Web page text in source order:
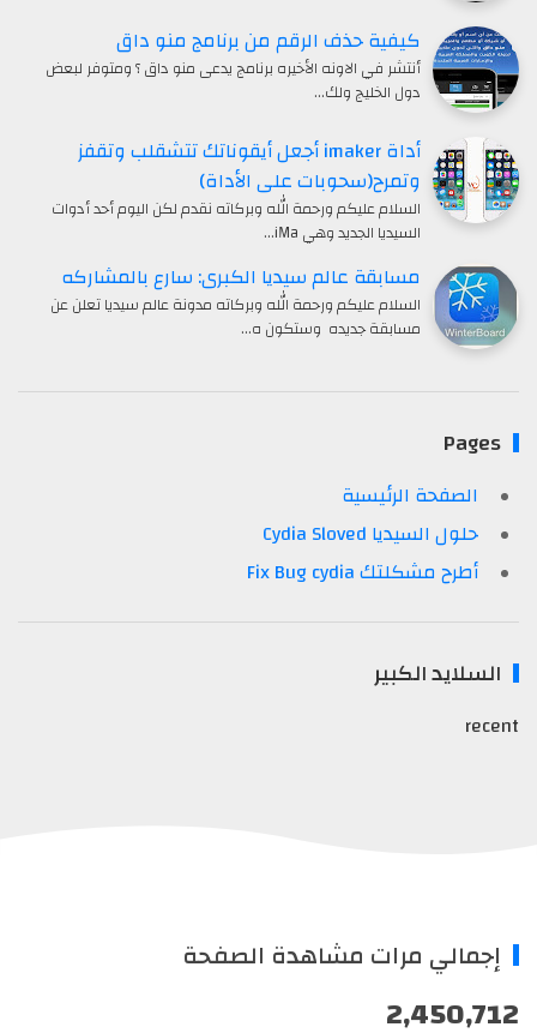
كيفية حذف الرقم من برنامج منو داق
أنتشر في الاونه الأخيره برنامج يدعى منو داق ؟ ومتوفر لبعض
دول الخليج ولك…
أداة imaker أجعل أيقوناتك تتشقلب وتقفز
وتمرح(سحوبات على الأداة)
السلام عليكم ورحمة الله وبركاته نقدم لكن اليوم أحد أدوات
السيديا الجديد وهي iMa…
مسابقة عالم سيديا الكبرى: سارع بالمشاركه
السلام عليكم ورحمة الله وبركاته مدونة عالم سيديا تعلن عن
مسابقة جديده وستكون ه…
Pages
الصفحة الرئيسية
حلول السيديا Cydia Sloved
أطرح مشكلتك Fix Bug cydia
السلايد الكبير
recent
إجمالي مرات مشاهدة الصفحة
2,450,712